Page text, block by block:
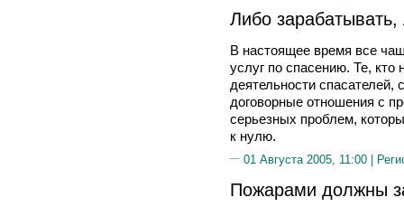
Либо зарабатывать,
В настоящее время все
услуг по спасению. Те, кто
деятельности
договорные отношения с
серьезных проблем,
к нулю.
01 Августа 2005, 11:00 |
Пожарами должны